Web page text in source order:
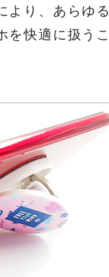
より、あらゆ
を快適に扱う